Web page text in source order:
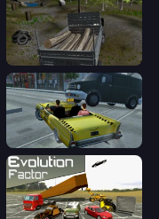
Russian Delivery Club Baikal
Freak Taxi Simulator